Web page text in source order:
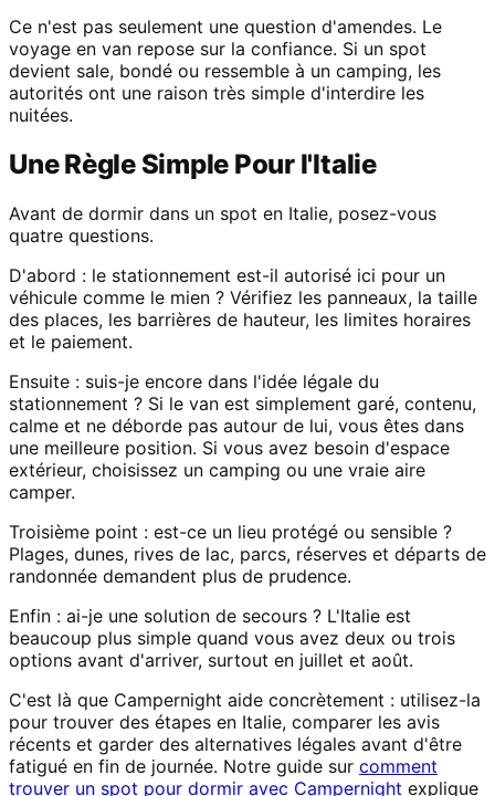
Ce n'est pas seulement une question d'amendes. Le
voyage en van repose sur la confiance. Si un spot
devient sale, bondé ou ressemble à un camping, les
autorités ont une raison très simple d'interdire les
nuitées.
Une Règle Simple Pour l'Italie
Avant de dormir dans un spot en Italie, posez-vous
quatre questions.
D'abord : le stationnement est-il autorisé ici pour un
véhicule comme le mien ? Vérifiez les panneaux, la taille
des places, les barrières de hauteur, les limites horaires
et le paiement.
Ensuite : suis-je encore dans l'idée légale du
stationnement ? Si le van est simplement garé, contenu,
calme et ne déborde pas autour de lui, vous êtes dans
une meilleure position. Si vous avez besoin d'espace
extérieur, choisissez un camping ou une vraie aire
camper.
Troisième point : est-ce un lieu protégé ou sensible ?
Plages, dunes, rives de lac, parcs, réserves et départs de
randonnée demandent plus de prudence.
Enfin : ai-je une solution de secours ? L'Italie est
beaucoup plus simple quand vous avez deux ou trois
options avant d'arriver, surtout en juillet et août.
C'est là que Campernight aide concrètement : utilisez-la
pour trouver des étapes en Italie, comparer les avis
récents et garder des alternatives légales avant d'être
fatigué en fin de journée. Notre guide sur comment
trouver un spot pour dormir avec Campernight explique